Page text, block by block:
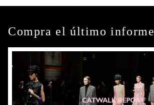
Compra el último informe